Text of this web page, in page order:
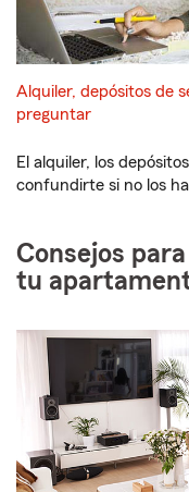
Alquiler, depósitos de
preguntar
El alquiler, los
confundirte si no los
Consejos
tu